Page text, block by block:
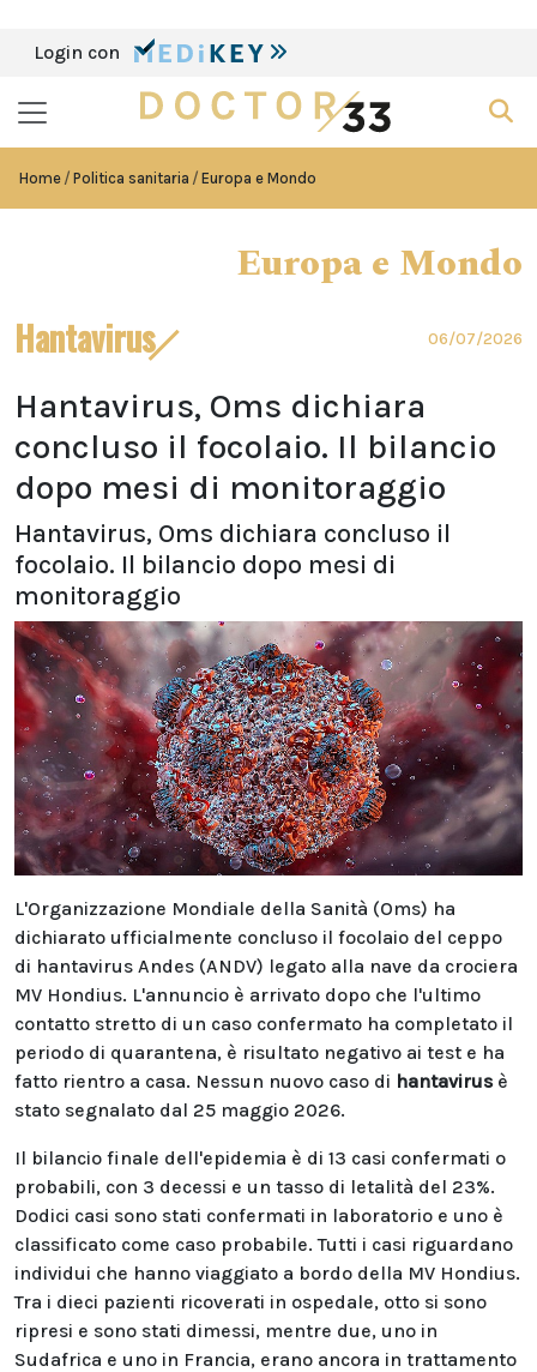
Login con
Home Politica sanitaria Europa e Mondo
Europa e Mondo
Hantavirus 06/07/2026
Hantavirus, Oms dichiara
concluso il focolaio. Il bilancio
dopo mesi di monitoraggio
Hantavirus, Oms dichiara concluso il
focolaio. Il bilancio dopo mesi di
monitoraggio
L'Organizzazione Mondiale della Sanità (Oms) ha
dichiarato ufficialmente concluso il focolaio del ceppo
di hantavirus Andes (ANDV) legato alla nave da crociera
MV Hondius. L'annuncio è arrivato dopo che l'ultimo
contatto stretto di un caso confermato ha completato il
periodo di quarantena, è risultato negativo ai test e ha
fatto rientro a casa. Nessun nuovo caso di hantavirus è
stato segnalato dal 25 maggio 2026.
Il bilancio finale dell'epidemia è di 13 casi confermati o
probabili, con 3 decessi e un tasso di letalità del 23%.
Dodici casi sono stati confermati in laboratorio e uno è
classificato come caso probabile. Tutti i casi riguardano
individui che hanno viaggiato a bordo della MV Hondius.
Tra i dieci pazienti ricoverati in ospedale, otto si sono
ripresi e sono stati dimessi, mentre due, uno in
Sudafrica e uno in Francia, erano ancora in trattamento